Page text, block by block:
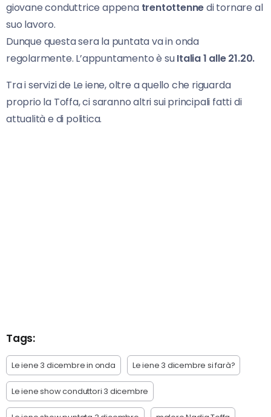
giovane conduttrice appenatrentottennedi tornare al
suo lavoro.
Dunque questa sera la puntata va in onda
regolarmente. L’appuntamento è suItalia 1 alle 21.20.
Tra i servizi de Le iene, oltre a quello che riguarda
proprio la Toffa, ci saranno altri sui principali fatti di
attualità e di politica.
Tags:
Le iene 3 dicembre in onda Le iene 3 dicembre si farà?
Le iene show conduttori 3 dicembre